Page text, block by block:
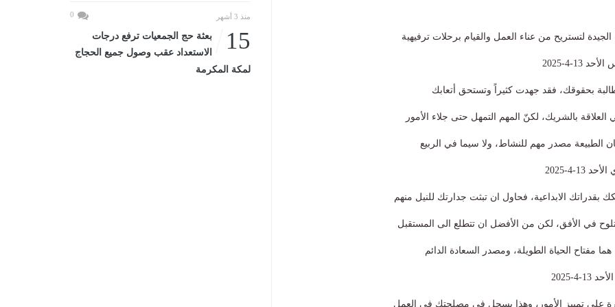
لتستريح من عناء العمل والقيام برحلات ترفيهية
4-2025
بحقوقك، فقد جهدت كثيراً وتستحق أتعابك
بالشريك، لكنّ المهم التمهل حتى جلاء الأمور
الطبيعة مصدر مهم للنشاط، ولا سيما في الربيع
4-2025
بقدراتك الابداعية، فحاول ان تبثت جدارتك للنيل منهم
في الأفق، لكن من الأفضل ان تتطلع الى المستقبل
مفتاح الحياة الطويلة، ومصدر السعادة الدائم
4-2025
على تمييز الأمور، وهذا يسجل في مصلحتك في العمل
منذ 3 أشهر 0
15
بعثة حج الجمعيات ترفع درجات
الاستعداد عقب وصول جميع الحجاج
لمكة المكرمة